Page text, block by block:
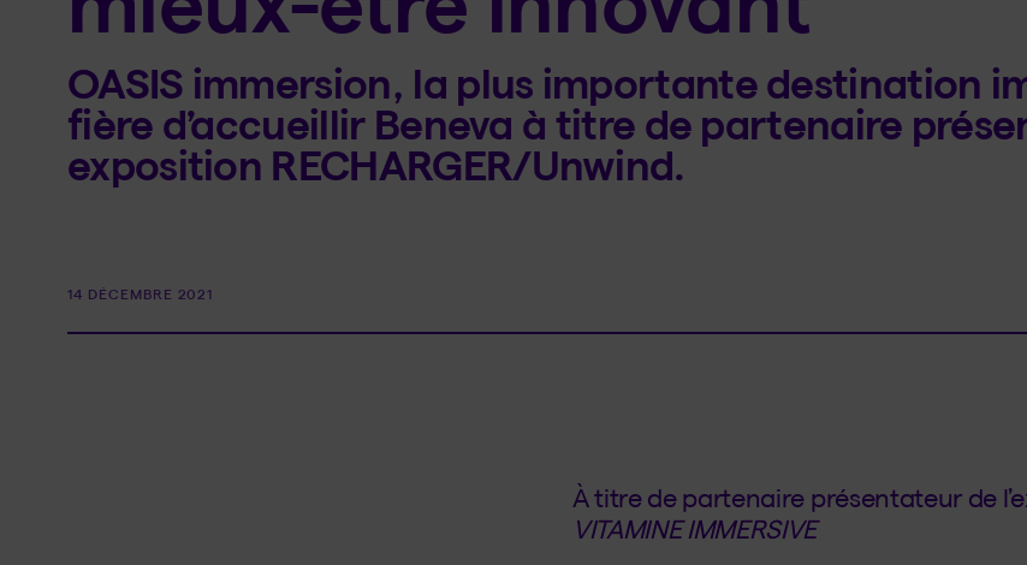
OASIS immersion, la plus importante destination
fière d’accueillir Beneva à titre de partenaire
exposition RECHARGER/Unwind.
14 DÉCEMBRE 2021
À titre de partenaire présentateur de
VITAMINE IMMERSIVE